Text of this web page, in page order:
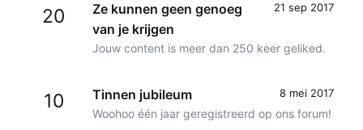
20 21 sep 2017
Ze kunnen geen genoeg
van je krijgen
Jouw content is meer dan 250 keer geliked.
10 8 mei 2017
Tinnen jubileum
Woohoo één jaar geregistreerd op ons forum!